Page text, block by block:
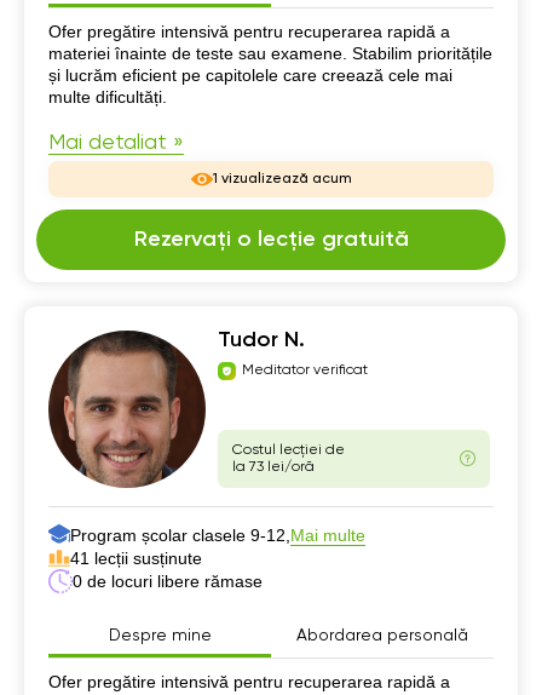
Despre mine
Ofer pregătire intensivă pentru recuperarea rapidă a
materiei înainte de teste sau examene. Stabilim prioritățile
și lucrăm eficient pe capitolele care creează cele mai
multe dificultăți.
Mai detaliat »
1 vizualizează acum
Rezervați o lecție gratuită
Tudor N.
Meditator verificat
Costul lecției de
la 73 lei/oră
Program școlar clasele 9-12, Mai multe
41 lecții susținute
0 de locuri libere rămase
Despre mine Abordarea personală
Despre mine
Ofer pregătire intensivă pentru recuperarea rapidă a